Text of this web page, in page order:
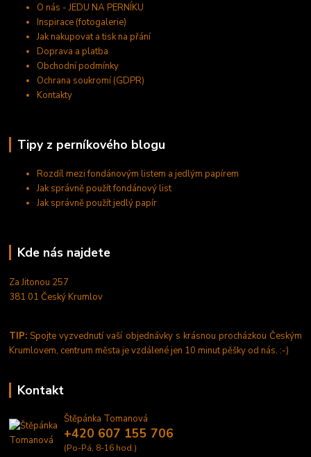
O nás - JEDU NA PERNÍKU
Inspirace (fotogalerie)
Jak nakupovat a tisk na přání
Doprava a platba
Obchodní podmínky
Ochrana soukromí (GDPR)
Kontakty
Tipy z perníkového blogu
Rozdíl mezi fondánovým listem a jedlým papírem
Jak správně použít fondánový list
Jak správně použít jedlý papír
Kde nás najdete
Za Jitonou 257
381 01 Český Krumlov
TIP: Spojte vyzvednutí vaší objednávky s krásnou procházkou Českým
Krumlovem, centrum města je vzdálené jen 10 minut pěšky od nás. :-)
Kontakt
Štěpánka Tomanová
+420 607 155 706
(Po-Pá, 8-16 hod.)